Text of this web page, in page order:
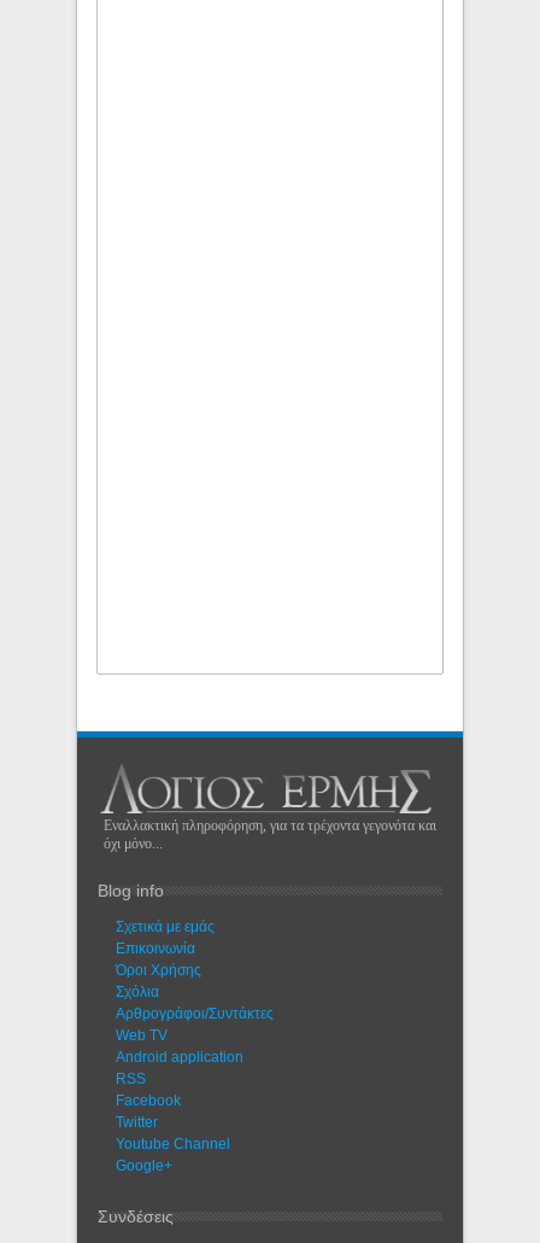
Εναλλακτική πληροφόρηση, για τα τρέχοντα γεγονότα και
όχι μόνο...
Blog info
Σχετικά με εμάς
Eπικοινωνία
Όροι Χρήσης
Σχόλια
Αρθρογράφοι/Συντάκτες
Web TV
Android application
RSS
Facebook
Twitter
Youtube Channel
Google+
Συνδέσεις